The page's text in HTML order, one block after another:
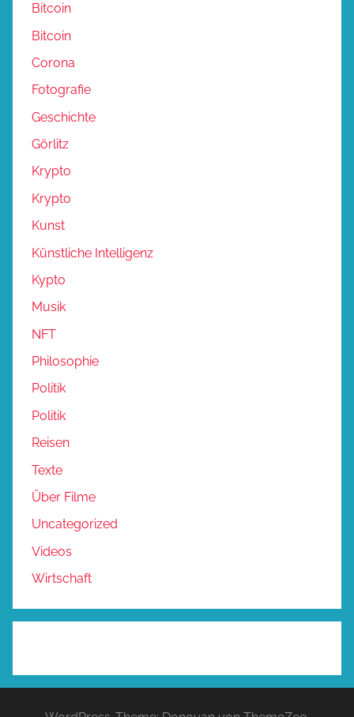
Bitcoin
Bitcoin
Corona
Fotografie
Geschichte
Görlitz
Krypto
Krypto
Kunst
Künstliche Intelligenz
Kypto
Musik
NFT
Philosophie
Politik
Politik
Reisen
Texte
Über Filme
Uncategorized
Videos
Wirtschaft